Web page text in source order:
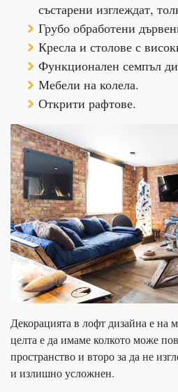
състарени изглеждат,
Грубо обработени
Кресла и столове с
Функционален семпъл
Мебели на колела.
Открити рафтове.
Декорацията в лофт дизайна е
целта е да имаме колкото може
пространство и второ за да не
и излишно усложнен.